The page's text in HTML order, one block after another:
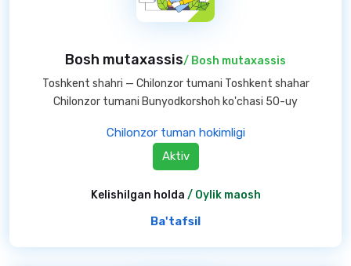
Bosh mutaxassis/ Bosh mutaxassis
Toshkent shahri — Chilonzor tumani Toshkent shahar
Chilonzor tumani Bunyodkorshoh ko'chasi 50-uy
Chilonzor tuman hokimligi
Aktiv
Kelishilgan holda / Oylik maosh
Ba'tafsil